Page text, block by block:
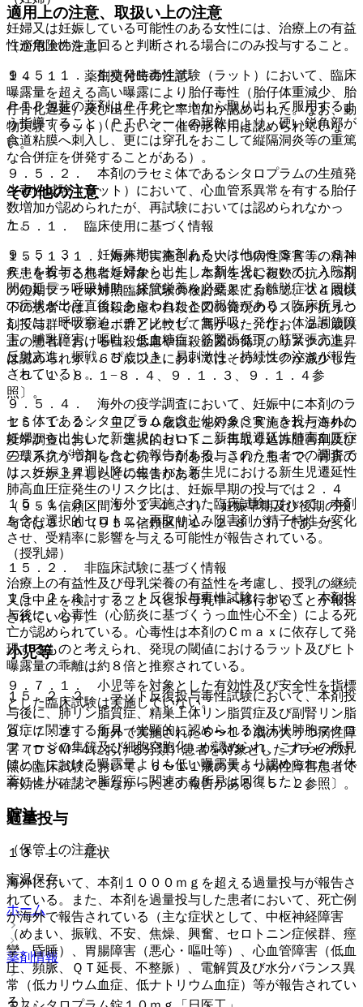
適用上の注意、取扱い上の注意
（適用上の注意）
１４．１． 薬剤交付時の注意
ＰＴＰ包装の薬剤はＰＴＰシートから取り出して服用するよ
う指導すること（ＰＴＰシートの誤飲により、硬い鋭角部が
食道粘膜へ刺入し、更には穿孔をおこして縦隔洞炎等の重篤
な合併症を併発することがある）。
その他の注意
１５．１． 臨床使用に基づく情報
１５．１．１． 海外で実施された大うつ病性障害等の精神
疾患を有する患者を対象とした、本剤を含む複数の抗うつ剤
の短期プラセボ対照臨床試験の検討結果において、２４歳以
下の患者では、自殺念慮や自殺企図の発現のリスクが抗うつ
剤投与群でプラセボ群と比較して高かった。なお、２５歳以
上の患者における自殺念慮や自殺企図の発現のリスクの上昇
は認められず、６５歳以上においてはそのリスクが減少した
〔５．１、８．１−８．４、９．１．３、９．１．４参
照〕。
１５．１．２． 主に５０歳以上を対象に実施された海外の
疫学調査において、選択的セロトニン再取り込み阻害剤及び
三環系抗うつ剤を含む抗うつ剤を投与された患者で、骨折の
リスクが上昇したとの報告がある。
１５．１．３． 海外で実施された臨床試験において、本剤
を含む選択的セロトニン再取り込み阻害剤が精子特性を変化
させ、受精率に影響を与える可能性が報告されている。
１５．２． 非臨床試験に基づく情報
１５．２．１． ラット反復投与毒性試験において、本剤投
与後に、心毒性（心筋炎に基づくうっ血性心不全）による死
亡が認められている。心毒性は本剤のＣｍａｘに依存して発
現するものと考えられ、発現の閾値におけるラット及びヒト
曝露量の乖離は約８倍と推察されている。
１５．２．２． ラット反復投与毒性試験において、本剤投
与後に、肺リン脂質症、精巣上体リン脂質症及び副腎リン脂
質症に関連する所見（光顕的に認められる泡沫状肺胞マクロ
ファージの集簇及び細胞空胞化）が認められ、これらの所見
はヒトにおける曝露量よりも低い曝露量より認められた（休
薬により、リン脂質症に関連する所見は回復した）。
貯法
（保管上の注意）
室温保存。
ホーム
薬剤情報
妊婦又は妊娠している可能性のある女性には、治療上の有益
性が危険性を上回ると判断される場合にのみ投与すること。
９．５．１． 生殖発生毒性試験（ラット）において、臨床
曝露量を超える高い曝露により胎仔毒性（胎仔体重減少、胎
仔骨化遅延）及び出生仔死亡率増加が認められた。なお、動
物実験（ラット）において、催奇形作用は認められていな
い。
９．５．２． 本剤のラセミ体であるシタロプラムの生殖発
生毒性試験（ラット）において、心血管系異常を有する胎仔
数増加が認められたが、再試験においては認められなかっ
た。
９．５．３． 妊娠末期に本剤あるいは他のＳＳＲＩ、ＳＮ
ＲＩを投与された妊婦から出生した新生児において、入院期
間の延長・呼吸補助・経管栄養を必要とする離脱症状と同様
の症状が出産直後にあらわれたとの報告がある（臨床所見と
しては、呼吸窮迫、チアノーゼ、無呼吸、発作、体温調節障
害、哺乳障害、嘔吐、低血糖症、筋緊張低下、筋緊張亢進、
反射亢進、振戦、ぴくつき、易刺激性、持続性の泣きが報告
されている）。
９．５．４． 海外の疫学調査において、妊娠中に本剤のラ
セミ体であるシタロプラムを含む他のＳＳＲＩを投与された
妊婦から出生した新生児において、新生児遷延性肺高血圧症
のリスクが増加したとの報告がある。このうち１つの調査で
は、妊娠３４週以降に生まれた新生児における新生児遷延性
肺高血圧症発生のリスク比は、妊娠早期の投与では２．４
（９５％信頼区間１．２−４．３）、妊娠早期及び後期の投
与では３．６（９５％信頼区間１．２−８．３）であった。
（授乳婦）
治療上の有益性及び母乳栄養の有益性を考慮し、授乳の継続
又は中止を検討すること（ヒト母乳中へ移行することが報告
されている）。
小児等
９．７．１． 小児等を対象とした有効性及び安全性を指標
とした臨床試験は実施していない。
９．７．２． 海外で実施された６〜１７歳の大うつ病性障
害（ＤＳＭ−４における分類）患者を対象としたプラセボ対
照の臨床試験において、６〜１１歳の大うつ病性障害患者で
有効性が確認できなかったとの報告がある〔５．２参照〕。
過量投与
１３．１． 症状
海外において、本剤１０００ｍｇを超える過量投与が報告さ
れている。また、本剤を過量投与した患者において、死亡例
が海外で報告されている（主な症状として、中枢神経障害
（めまい、振戦、不安、焦燥、興奮、セロトニン症候群、痙
攣、昏睡）、胃腸障害（悪心・嘔吐等）、心血管障害（低血
圧、頻脈、ＱＴ延長、不整脈）、電解質及び水分バランス異
常（低カリウム血症、低ナトリウム血症）等が報告されてい
る）。